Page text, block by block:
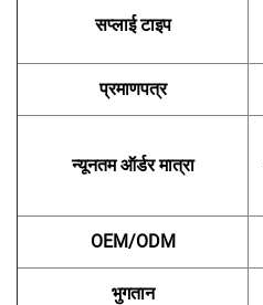
सप्लाई टाइप
प्रमाणपत्र
न्यूनतम ऑर्डर मात्रा
OEM/ODM
भुगतान